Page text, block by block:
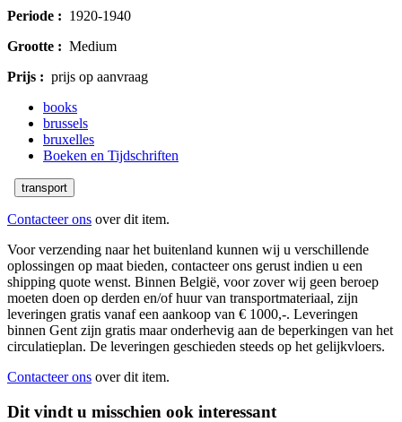
Periode : 1920-1940
Grootte : Medium
Prijs : prijs op aanvraag
books
brussels
bruxelles
Boeken en Tijdschriften
transport
Contacteer ons over dit item.
Voor verzending naar het buitenland kunnen wij u verschillende
oplossingen op maat bieden, contacteer ons gerust indien u een
shipping quote wenst. Binnen België, voor zover wij geen beroep
moeten doen op derden en/of huur van transportmateriaal, zijn
leveringen gratis vanaf een aankoop van € 1000,-. Leveringen
binnen Gent zijn gratis maar onderhevig aan de beperkingen van het
circulatieplan. De leveringen geschieden steeds op het gelijkvloers.
Contacteer ons over dit item.
Dit vindt u misschien ook interessant